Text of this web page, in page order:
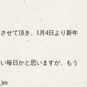
せて頂き、1月4日より新年
毎日かと思いますが、もう